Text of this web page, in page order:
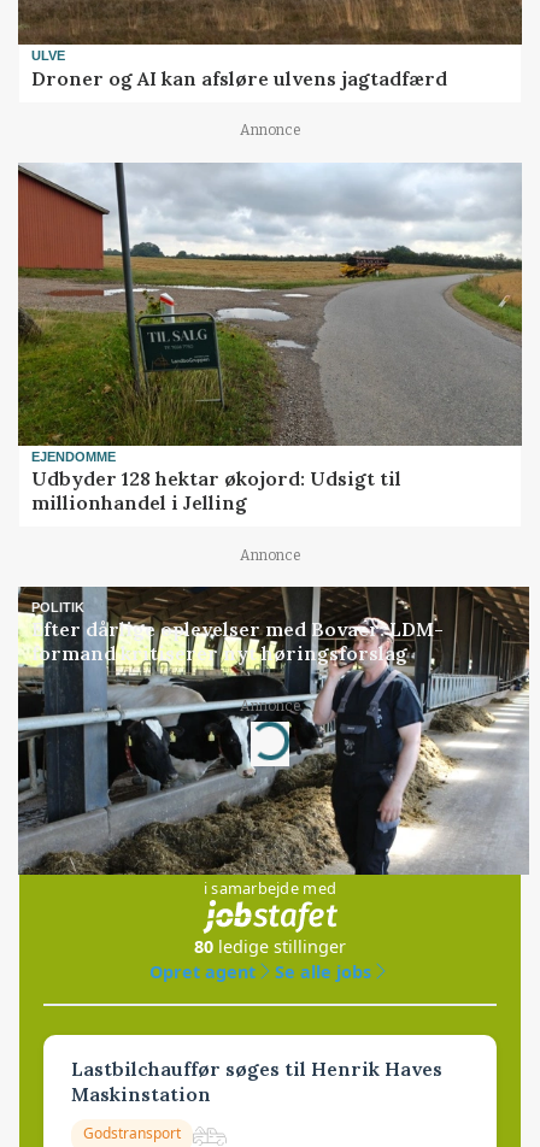
ULVE
Droner og AI kan afsløre ulvens jagtadfærd
Annonce
EJENDOMME
Udbyder 128 hektar økojord: Udsigt til
millionhandel i Jelling
Annonce
POLITIK
Efter dårlige oplevelser med Bovaer: LDM-
formand kritiserer nyt høringsforslag
Annonce
Loading...
Jobs
i samarbejde med
80 ledige stillinger
Opret agent
Se alle jobs
Lastbilchauffør søges til Henrik Haves
Maskinstation
Godstransport